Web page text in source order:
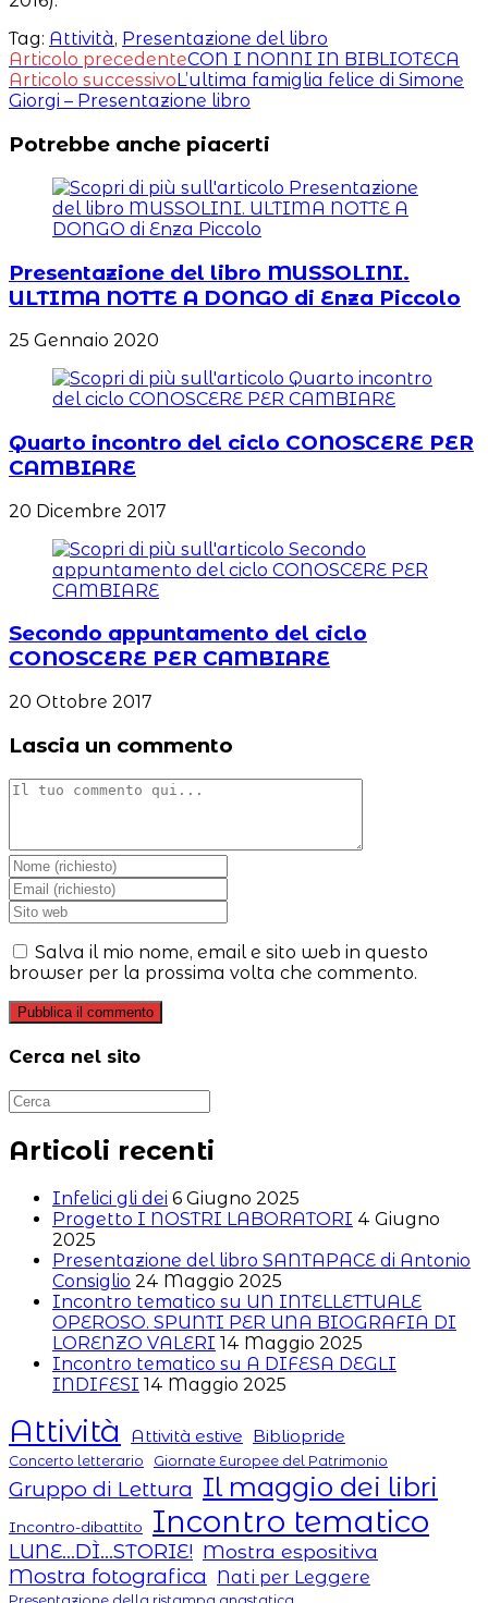
Tag: Attività, Presentazione del libro
Leggi
altri
Articolo precedenteCON I NONNI IN BIBLIOTECA
Articolo successivo L’ultima famiglia felice di Simone
Giorgi – Presentazione libro
Potrebbe anche piacerti
Presentazione del libro MUSSOLINI.
ULTIMA NOTTE A DONGO di Enza Piccolo
25 Gennaio 2020
Quarto incontro del ciclo CONOSCERE PER
CAMBIARE
20 Dicembre 2017
Secondo appuntamento del ciclo
CONOSCERE PER CAMBIARE
20 Ottobre 2017
Lascia un commento
Commento
Inserisci
il
tuo
nome
o
nome
per
commentare
Inserisci
il
tuo
indirizzo
email
commentare
Inserisci
l'URL
del
sito
(facoltativo)
Salva il mio nome, email e sito web in questo
browser per la prossima volta che commento.
Cerca nel sito
Articoli recenti
Infelici gli dei 6 Giugno 2025
Progetto I NOSTRI LABORATORI 4 Giugno
2025
Presentazione del libro SANTAPACE di Antonio
Consiglio 24 Maggio 2025
Incontro tematico su UN INTELLETTUALE
OPEROSO. SPUNTI PER UNA BIOGRAFIA DI
LORENZO VALERI 14 Maggio 2025
Incontro tematico su A DIFESA DEGLI
INDIFESI 14 Maggio 2025
Attività Attività estive Bibliopride
Concerto letterario Giornate Europee del Patrimonio
Gruppo di Lettura Il maggio dei libri
Incontro-dibattito Incontro tematico
LUNE...DÌ...STORIE! Mostra espositiva
Mostra fotografica Nati per Leggere